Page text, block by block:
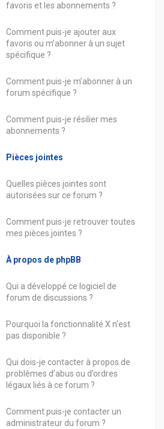
favoris et les abonnements ?
Comment puis-je ajouter aux
favoris ou m’abonner à un sujet
spécifique ?
Comment puis-je m’abonner à un
forum spécifique ?
Comment puis-je résilier mes
abonnements ?
Pièces jointes
Quelles pièces jointes sont
autorisées sur ce forum ?
Comment puis-je retrouver toutes
mes pièces jointes ?
À propos de phpBB
Qui a développé ce logiciel de
forum de discussions ?
Pourquoi la fonctionnalité X n’est
pas disponible ?
Qui dois-je contacter à propos de
problèmes d’abus ou d’ordres
légaux liés à ce forum ?
Comment puis-je contacter un
administrateur du forum ?